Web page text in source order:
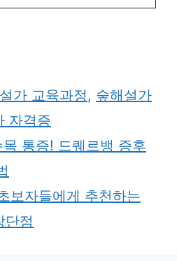
가 교육과정 , 숲해설가
자격증
통증! 드퀘르뱅 증후
보자들에게 추천하는
단점